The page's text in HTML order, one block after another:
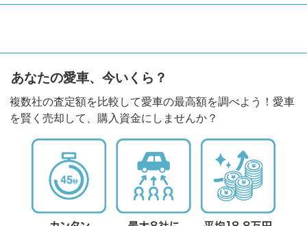
あなたの愛車、今いくら？
複数社の査定額を比較して愛車の最高額を調べよう！愛車
を賢く売却して、購入資金にしませんか？